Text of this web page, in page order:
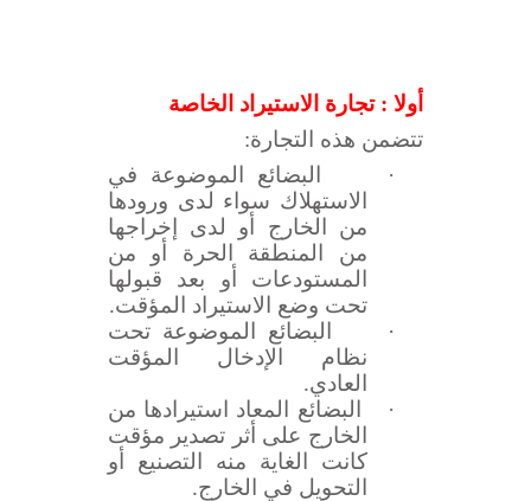
أولا : تجارة الاستيراد الخاصة
تتضمن هذه التجارة:
·
البضائع الموضوعة في
الاستهلاك سواء لدى ورودها
من الخارج أو لدى إخراجها
من المنطقة الحرة أو من
المستودعات أو بعد قبولها
تحت وضع الاستيراد المؤقت.
·
البضائع الموضوعة تحت
نظام الإدخال المؤقت
العادي.
·
البضائع المعاد استيرادها من
الخارج على أثر تصدير مؤقت
كانت الغاية منه التصنيع أو
التحويل في الخارج.